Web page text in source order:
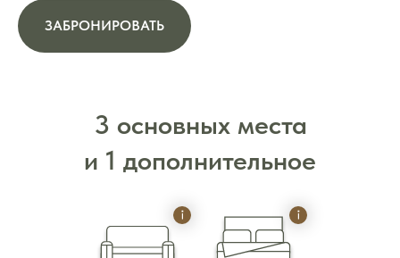
ЗАБРОНИРОВАТЬ
3 основных места
и 1 дополнительное